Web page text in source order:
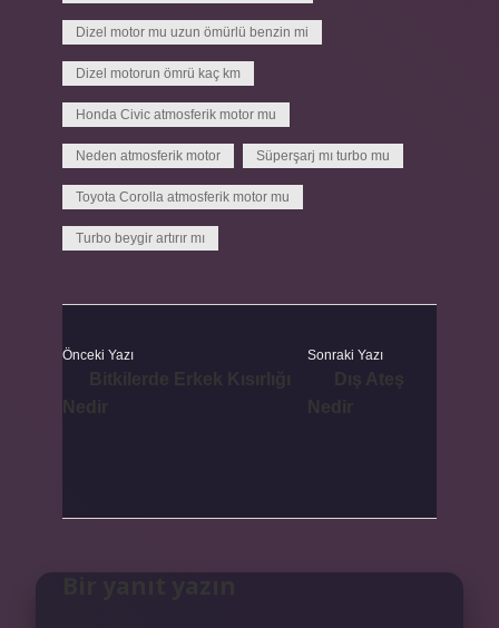
Dizel motor mu uzun ömürlü benzin mi
Dizel motorun ömrü kaç km
Honda Civic atmosferik motor mu
Neden atmosferik motor Süperşarj mı turbo mu
Toyota Corolla atmosferik motor mu
Turbo beygir artırır mı
Önceki Yazı Sonraki Yazı